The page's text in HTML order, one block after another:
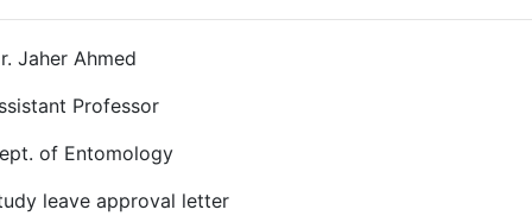
Jaher Ahmed
Professor
of Entomology
leave approval letter